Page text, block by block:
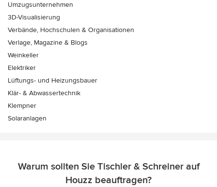
Umzugsunternehmen
3D-Visualisierung
Verbände, Hochschulen & Organisationen
Verlage, Magazine & Blogs
Weinkeller
Elektriker
Lüftungs- und Heizungsbauer
Klär- & Abwassertechnik
Klempner
Solaranlagen
Warum sollten Sie Tischler & Schreiner auf
Houzz beauftragen?